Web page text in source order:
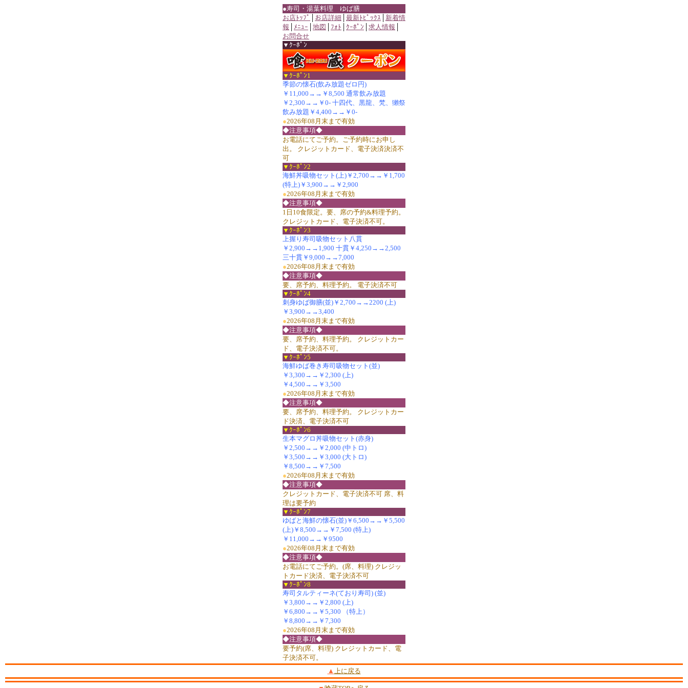
●寿司・湯葉料理 ゆば膳
お店ﾄｯﾌﾟ
お店詳細 最新ﾄﾋﾟｯｸｽ
新着情
報
ﾒﾆｭｰ 地図 ﾌｫﾄ ｸｰﾎﾟﾝ 求人情報
お問合せ
▼ｸｰﾎﾟﾝ
▼ｸｰﾎﾟﾝ1
季節の懐石(飲み放題ゼロ円)
￥11,000→→￥8,500 通常飲み放題
￥2,300→→￥0- 十四代、黒龍、梵、獺祭
飲み放題￥4,400→→￥0-
●2026年08月末まで有効
◆注意事項◆
お電話にてご予約。ご予約時にお申し
出。 クレジットカード、電子決済決済不
可
▼ｸｰﾎﾟﾝ2
海鮮丼吸物セット(上)￥2,700→→￥1,700
(特上)￥3,900→→￥2,900
●2026年08月末まで有効
◆注意事項◆
1日10食限定。要、席の予約&料理予約。
クレジットカード、電子決済不可。
▼ｸｰﾎﾟﾝ3
上握り寿司吸物セット八貫
￥2,900→→1,900 十貫￥4,250→→2,500
三十貫￥9,000→→7,000
●2026年08月末まで有効
◆注意事項◆
要、席予約、料理予約。 電子決済不可
▼ｸｰﾎﾟﾝ4
刺身ゆば御膳(並)￥2,700→→2200 (上)
￥3,900→→3,400
●2026年08月末まで有効
◆注意事項◆
要、席予約、料理予約。 クレジットカー
ド、電子決済不可。
▼ｸｰﾎﾟﾝ5
海鮮ゆば巻き寿司吸物セット(並)
￥3,300→→￥2,300 (上)
￥4,500→→￥3,500
●2026年08月末まで有効
◆注意事項◆
要、席予約、料理予約。 クレジットカー
ド決済、電子決済不可
▼ｸｰﾎﾟﾝ6
生本マグロ丼吸物セット(赤身)
￥2,500→→￥2,000 (中トロ)
￥3,500→→￥3,000 (大トロ)
￥8,500→→￥7,500
●2026年08月末まで有効
◆注意事項◆
クレジットカード、電子決済不可 席、料
理は要予約
▼ｸｰﾎﾟﾝ7
ゆばと海鮮の懐石(並)￥6,500→→￥5,500
(上)￥8,500→→￥7,500 (特上)
￥11,000→→￥9500
●2026年08月末まで有効
◆注意事項◆
お電話にてご予約。(席、料理) クレジッ
トカード決済、電子決済不可
▼ｸｰﾎﾟﾝ8
寿司タルティーネ(ており寿司) (並)
￥3,800→→￥2,800 (上)
￥6,800→→￥5,300 （特上）
￥8,800→→￥7,300
●2026年08月末まで有効
◆注意事項◆
要予約(席、料理) クレジットカード、電
子決済不可。
▲ 上に戻る